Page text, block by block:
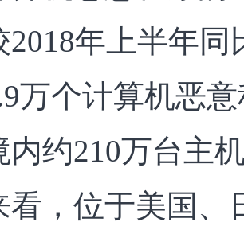
2018年上半年
万个计算机恶
内约210万台主
看，位于美国、